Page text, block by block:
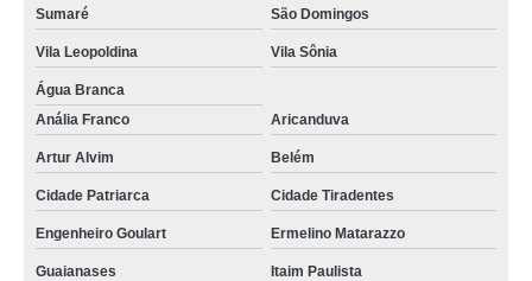
preço de mapa de raspadinha mundo com moldura dourada Santa Efigênia
mapa do brasil de raspar com moldura comprar Perus
onde vende mapa mundi raspadinha Ipiranga
mapa do brasil de raspar com moldura comprar Diadema
mapa de raspadinha mundo com moldura dourada Praça da Arvore
mapa mundi para raspar com moldura Vila Curuçá
preço de mapa mundi para raspar com moldura Penha
Sumaré São Domingos
Vila Leopoldina Vila Sônia
Água Branca
Anália Franco
Aricanduva
Artur Alvim Belém
Cidade Patriarca Cidade Tiradentes
Engenheiro Goulart Ermelino Matarazzo
Guaianases Itaim Paulista